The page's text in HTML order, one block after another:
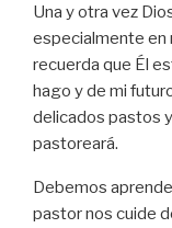
Una y otra vez
especialmente en
recuerda que Él
hago y de mi
delicados pastos
pastoreará.
Debemos
pastor nos cuide